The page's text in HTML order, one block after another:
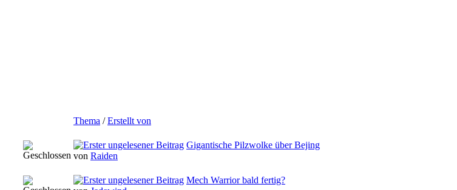
Thema /Erstellt von
Gigantische Pilzwolke über Bejing
von Raiden
Mech Warrior bald fertig?